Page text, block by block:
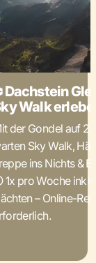
Dachstein
Walk
der Gondel auf
Sky Walk,
ins Nichts &
pro Woche
– Online-